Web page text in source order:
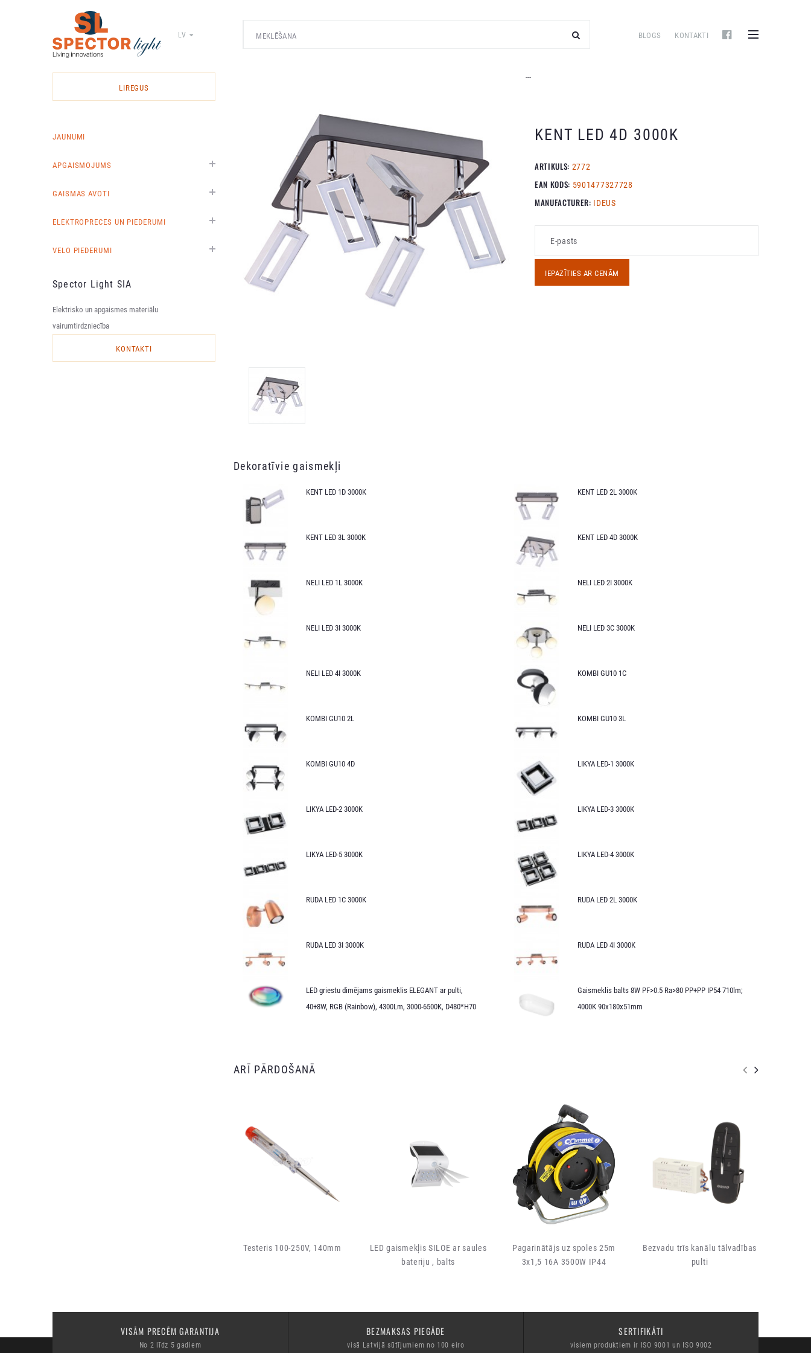
Light
elektrīsko
LV BLOGS KONTAKTI
---
KENT LED 4D 3000K
ARTIKULS: 2772
EAN KODS: 5901477327728
MANUFACTURER: IDEUS
IEPAZĪTIES AR CENĀM
Dekoratīvie gaismekļi
KENT LED 1D 3000K KENT LED 2L 3000K
KENT LED 3L 3000K KENT LED 4D 3000K
NELI LED 1L 3000K NELI LED 2I 3000K
NELI LED 3I 3000K NELI LED 3C 3000K
NELI LED 4I 3000K KOMBI GU10 1C
KOMBI GU10 2L KOMBI GU10 3L
KOMBI GU10 4D LIKYA LED-1 3000K
LIKYA LED-2 3000K LIKYA LED-3 3000K
LIKYA LED-5 3000K LIKYA LED-4 3000K
RUDA LED 1C 3000K RUDA LED 2L 3000K
RUDA LED 3I 3000K RUDA LED 4I 3000K
LED griestu dimējams gaismeklis ELEGANT ar pulti,
40+8W, RGB (Rainbow), 4300Lm, 3000-6500K, D480*H70
Gaismeklis balts 8W PF>0.5 Ra>80 PP+PP IP54 710lm;
4000K 90x180x51mm
ARĪ PĀRDOŠANĀ
Testeris 100-250V, 140mm
LED gaismekļis SILOE ar saules
bateriju , balts
Pagarinātājs uz spoles 25m
3x1,5 16A 3500W IP44
Bezvadu trīs kanālu tālvadības
pulti
LIREGUS
JAUNUMI
APGAISMOJUMS
GAISMAS AVOTI
ELEKTROPRECES UN PIEDERUMI
VELO PIEDERUMI
Spector Light SIA
Elektrisko un apgaismes materiālu
vairumtirdzniecība
KONTAKTI
VISĀM PRECĒM GARANTIJA
No 2 līdz 5 gadiem
BEZMAKSAS PIEGĀDE
visā Latvijā sūtījumiem no 100 eiro
SERTIFIKĀTI
visiem produktiem ir ISO 9001 un ISO 9002